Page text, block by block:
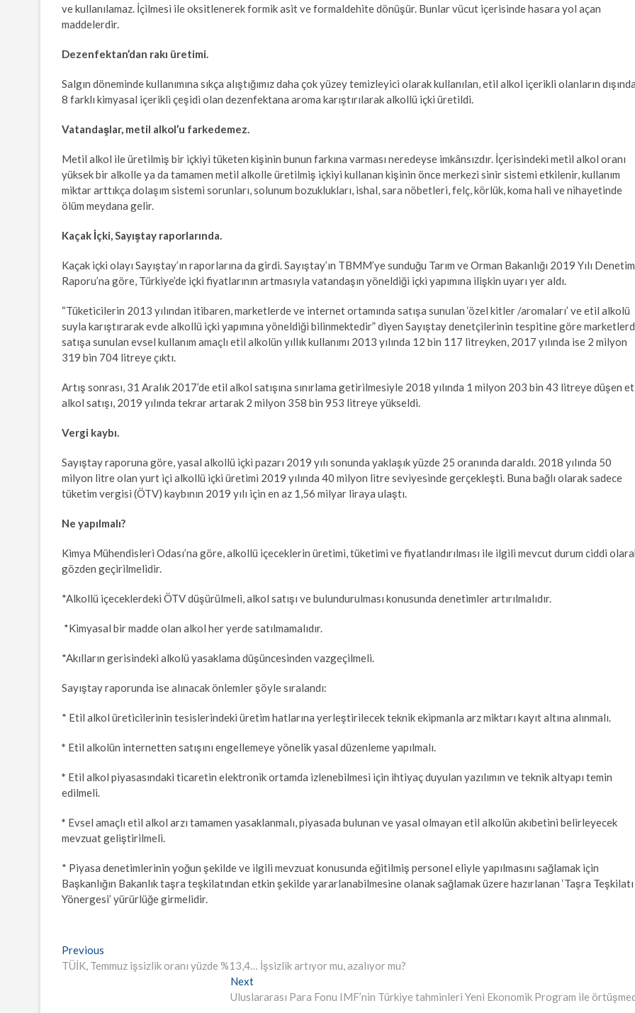
ve kullanılamaz. İçilmesi ile oksitlenerek formik asit ve formaldehite dönüşür. Bunlar vücut içerisinde hasara yol açan
maddelerdir.
Dezenfektan’dan rakı üretimi.
Salgın döneminde kullanımına sıkça alıştığımız daha çok yüzey temizleyici olarak kullanılan, etil alkol içerikli olanların
8 farklı kimyasal içerikli çeşidi olan dezenfektana aroma karıştırılarak alkollü içki üretildi.
Vatandaşlar, metil alkol’u farkedemez.
Metil alkol ile üretilmiş bir içkiyi tüketen kişinin bunun farkına varması neredeyse imkânsızdır. İçerisindeki metil alkol oranı
yüksek bir alkolle ya da tamamen metil alkolle üretilmiş içkiyi kullanan kişinin önce merkezi sinir sistemi etkilenir, kullanım
miktar arttıkça dolaşım sistemi sorunları, solunum bozuklukları, ishal, sara nöbetleri, felç, körlük, koma hali ve nihayetinde
ölüm meydana gelir.
Kaçak İçki, Sayıştay raporlarında.
Kaçak içki olayı Sayıştay’ın raporlarına da girdi. Sayıştay’ın TBMM’ye sunduğu Tarım ve Orman Bakanlığı 2019 Yılı Denetim
Raporu’na göre, Türkiye’de içki fiyatlarının artmasıyla vatandaşın yöneldiği içki yapımına ilişkin uyarı yer aldı.
“Tüketicilerin 2013 yılından itibaren, marketlerde ve internet ortamında satışa sunulan ‘özel kitler /aromaları’ ve etil alkolü
suyla karıştırarak evde alkollü içki yapımına yöneldiği bilinmektedir” diyen Sayıştay denetçilerinin tespitine göre
satışa sunulan evsel kullanım amaçlı etil alkolün yıllık kullanımı 2013 yılında 12 bin 117 litreyken, 2017 yılında ise 2 milyon
319 bin 704 litreye çıktı.
Artış sonrası, 31 Aralık 2017’de etil alkol satışına sınırlama getirilmesiyle 2018 yılında 1 milyon 203 bin 43 litreye düşen
alkol satışı, 2019 yılında tekrar artarak 2 milyon 358 bin 953 litreye yükseldi.
Vergi kaybı.
Sayıştay raporuna göre, yasal alkollü içki pazarı 2019 yılı sonunda yaklaşık yüzde 25 oranında daraldı. 2018 yılında 50
milyon litre olan yurt içi alkollü içki üretimi 2019 yılında 40 milyon litre seviyesinde gerçekleşti. Buna bağlı olarak sadece
tüketim vergisi (ÖTV) kaybının 2019 yılı için en az 1,56 milyar liraya ulaştı.
Ne yapılmalı?
Kimya Mühendisleri Odası’na göre, alkollü içeceklerin üretimi, tüketimi ve fiyatlandırılması ile ilgili mevcut durum ciddi
gözden geçirilmelidir.
*Alkollü içeceklerdeki ÖTV düşürülmeli, alkol satışı ve bulundurulması konusunda denetimler artırılmalıdır.
*Kimyasal bir madde olan alkol her yerde satılmamalıdır.
*Akılların gerisindeki alkolü yasaklama düşüncesinden vazgeçilmeli.
Sayıştay raporunda ise alınacak önlemler şöyle sıralandı:
* Etil alkol üreticilerinin tesislerindeki üretim hatlarına yerleştirilecek teknik ekipmanla arz miktarı kayıt altına alınmalı.
* Etil alkolün internetten satışını engellemeye yönelik yasal düzenleme yapılmalı.
* Etil alkol piyasasındaki ticaretin elektronik ortamda izlenebilmesi için ihtiyaç duyulan yazılımın ve teknik altyapı temin
edilmeli.
* Evsel amaçlı etil alkol arzı tamamen yasaklanmalı, piyasada bulunan ve yasal olmayan etil alkolün akıbetini belirleyecek
mevzuat geliştirilmeli.
* Piyasa denetimlerinin yoğun şekilde ve ilgili mevzuat konusunda eğitilmiş personel eliyle yapılmasını sağlamak için
Başkanlığın Bakanlık taşra teşkilatından etkin şekilde yararlanabilmesine olanak sağlamak üzere hazırlanan ‘Taşra Teşkilatı
Yönergesi’ yürürlüğe girmelidir.
Yazı
gezinmesi
Previous
post:
TÜİK, Temmuz işsizlik oranı yüzde %13,4… İşsizlik artıyor mu, azalıyor mu?
NextNext
post:
Uluslararası Para Fonu IMF’nin Türkiye tahminleri Yeni Ekonomik Program ile